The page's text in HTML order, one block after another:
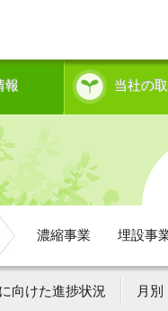
報 当社の
濃縮事業 埋設事
向けた進捗状況 月別